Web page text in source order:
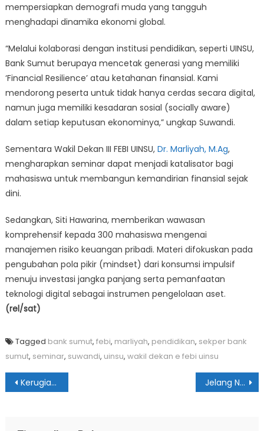
mempersiapkan demografi muda yang tangguh
menghadapi dinamika ekonomi global.
“Melalui kolaborasi dengan institusi pendidikan, seperti UINSU,
Bank Sumut berupaya mencetak generasi yang memiliki
‘Financial Resilience’ atau ketahanan finansial. Kami
mendorong peserta untuk tidak hanya cerdas secara digital,
namun juga memiliki kesadaran sosial (socially aware)
dalam setiap keputusan ekonominya,” ungkap Suwandi.
Sementara Wakil Dekan III FEBI UINSU, Dr. Marliyah, M.Ag,
mengharapkan seminar dapat menjadi katalisator bagi
mahasiswa untuk membangun kemandirian finansial sejak
dini.
Sedangkan, Siti Hawarina, memberikan wawasan
komprehensif kepada 300 mahasiswa mengenai
manajemen risiko keuangan pribadi. Materi difokuskan pada
pengubahan pola pikir (mindset) dari konsumsi impulsif
menuju investasi jangka panjang serta pemanfaatan
teknologi digital sebagai instrumen pengelolaan aset.
(rel/sat)
Tagged bank sumut, febi, marliyah, pendidikan, sekper bank
sumut, seminar, suwandi, uinsu, wakil dekan e febi uinsu
Navigasi
Kerugian Bencana di Sumut Ditaksir Capai Rp9,98 Triliun Jelang Nataru, Rico Waas Pastikan Stok Bahan Pangan di Kota Medan Cukup